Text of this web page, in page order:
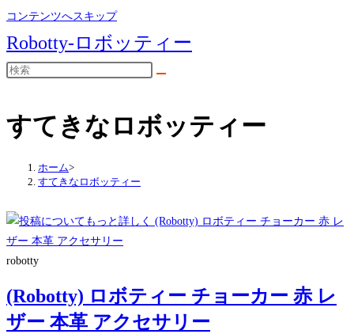
コンテンツへスキップ
Robotty-ロボッティー
すてきなロボッティー
ホーム>
すてきなロボッティー
robotty
(Robotty) ロボティー チョーカー 赤 レ
ザー 本革 アクセサリー